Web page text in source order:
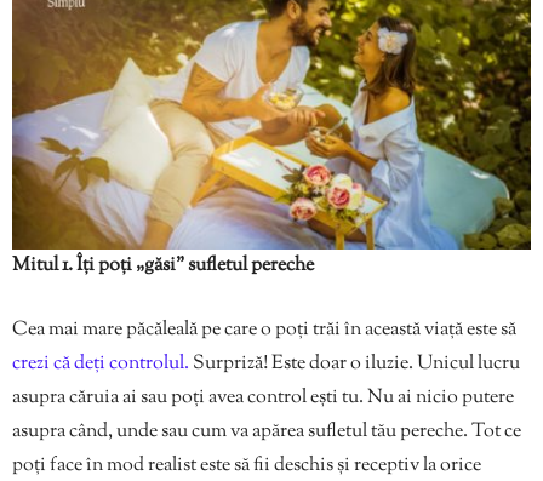
Mitul 1. Îți poți „găsi” sufletul pereche
Cea mai mare păcăleală pe care o poți trăi în această viață este să
crezi că deți controlul. Surpriză! Este doar o iluzie. Unicul lucru
asupra căruia ai sau poți avea control ești tu. Nu ai nicio putere
asupra când, unde sau cum va apărea sufletul tău pereche. Tot ce
poți face în mod realist este să fii deschis și receptiv la orice